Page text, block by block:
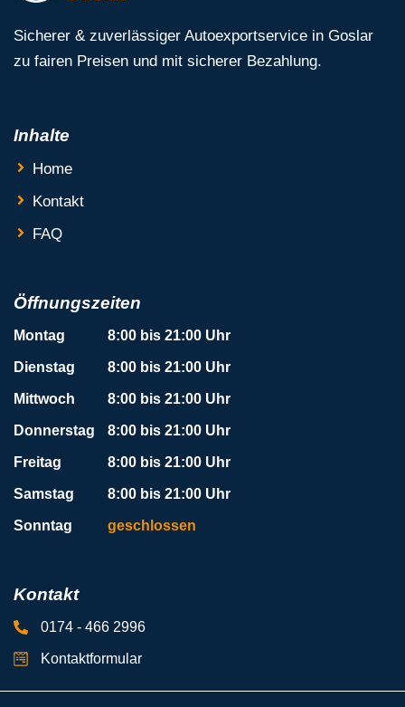
Sicherer & zuverlässiger Autoexportservice in Goslar
zu fairen Preisen und mit sicherer Bezahlung.
Inhalte
Home
Kontakt
FAQ
Öffnungszeiten
Montag 8:00 bis 21:00 Uhr
Dienstag 8:00 bis 21:00 Uhr
Mittwoch 8:00 bis 21:00 Uhr
Donnerstag 8:00 bis 21:00 Uhr
Freitag 8:00 bis 21:00 Uhr
Samstag 8:00 bis 21:00 Uhr
Sonntag geschlossen
Kontakt
0174 - 466 2996
Kontaktformular